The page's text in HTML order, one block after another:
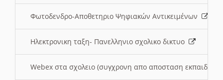
Φωτοδενδρο-Αποθετηριο Ψηφιακών Αντικειμένων
Ηλεκτρονικη ταξη- Πανελληνιο σχολικο δικτυο
Webex στα σχολειο (συγχρονη απο αποσταση